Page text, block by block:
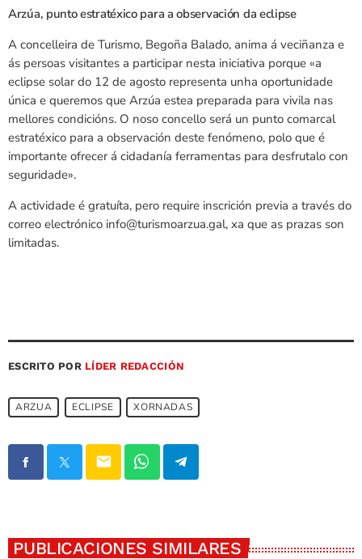
Arzúa, punto estratéxico para a observación da eclipse
A concelleira de Turismo, Begoña Balado, anima á veciñanza e
ás persoas visitantes a participar nesta iniciativa porque «a
eclipse solar do 12 de agosto representa unha oportunidade
única e queremos que Arzúa estea preparada para vivila nas
mellores condicións. O noso concello será un punto comarcal
estratéxico para a observación deste fenómeno, polo que é
importante ofrecer á cidadanía ferramentas para desfrutalo con
seguridade».
A actividade é gratuíta, pero require inscrición previa a través do
correo electrónico info@turismoarzua.gal, xa que as prazas son
limitadas.
ESCRITO POR LÍDER REDACCIÓN
ARZUA ECLIPSE XORNADAS
email
PUBLICACIONES SIMILARES